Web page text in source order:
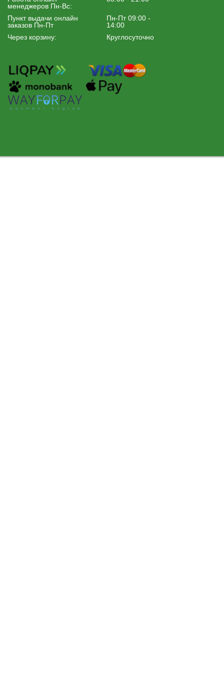
менеджеров Пн-Вс:
Пункт выдачи онлайн
заказов Пн-Пт
Пн-Пт 09:00 -
14:00
Через корзину:
Круглосуточно